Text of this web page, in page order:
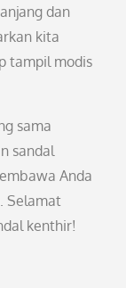
dan
kita
tampil modis
sama
sandal
Anda
Selamat
kenthir!